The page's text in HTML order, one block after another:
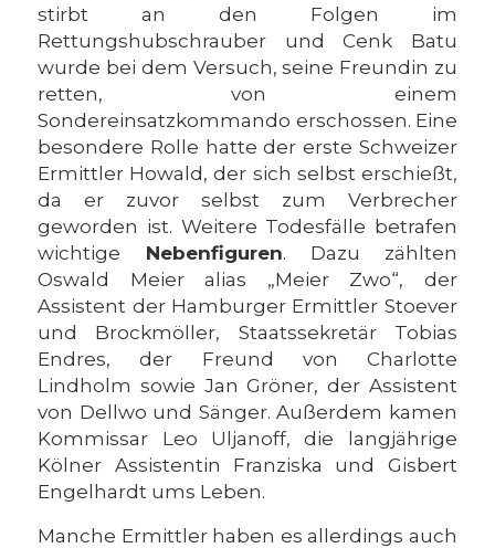
stirbt an den Folgen im
Rettungshubschrauber und Cenk Batu
wurde bei dem Versuch, seine Freundin zu
retten, von einem
Sondereinsatzkommando erschossen. Eine
besondere Rolle hatte der erste Schweizer
Ermittler Howald, der sich selbst erschießt,
da er zuvor selbst zum Verbrecher
geworden ist. Weitere Todesfälle betrafen
wichtige Nebenfiguren. Dazu zählten
Oswald Meier alias „Meier Zwo“, der
Assistent der Hamburger Ermittler Stoever
und Brockmöller, Staatssekretär Tobias
Endres, der Freund von Charlotte
Lindholm sowie Jan Gröner, der Assistent
von Dellwo und Sänger. Außerdem kamen
Kommissar Leo Uljanoff, die langjährige
Kölner Assistentin Franziska und Gisbert
Engelhardt ums Leben.
Manche Ermittler haben es allerdings auch